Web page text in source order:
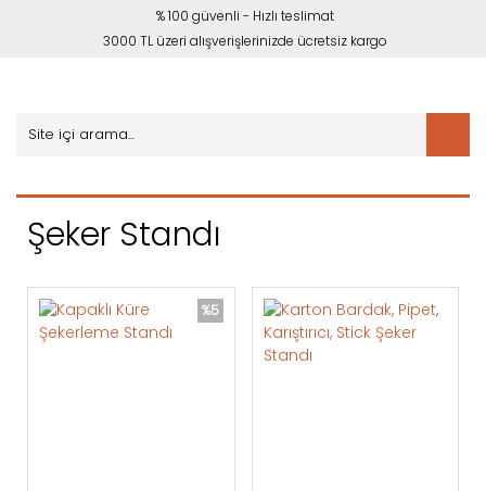
% 100 güvenli - Hızlı teslimat
3000 TL üzeri alışverişlerinizde ücretsiz kargo
Şeker Standı
%5